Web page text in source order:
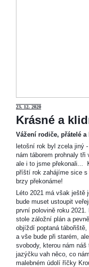
23. 12. 2020
Krásné a
Vážení rodiče, přátelé a
letošní rok byl zcela jiný
nám táborem prohnaly
ale i to jsme překonali...
příští rok zahájíme sice
brzy překonáme!
Léto 2021 má však ještě
bude muset ustoupit
první polovině roku
stole záložní plán a
objíždí poptaná
a vše bude při starém,
svobody, kterou nám
jazýčku vah něco, co
malebném údolí říčky